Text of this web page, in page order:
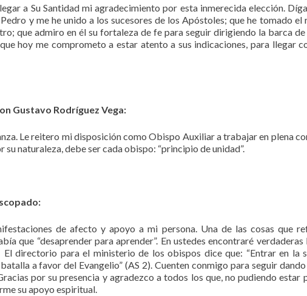
a Su Santidad mi agradecimiento por esta inmerecida elección.
y me he unido a los sucesores de los Apóstoles; que he tomado el
que admiro en él su fortaleza de fe para seguir dirigiendo la barca
hoy me comprometo a estar atento a sus indicaciones, para llegar
Gustavo Rodríguez Vega:
Le reitero mi disposición como Obispo Auxiliar a trabajar en plena
naturaleza, debe ser cada obispo: “principio de unidad”.
de afecto y apoyo a mi persona. Una de las cosas que
que “desaprender para aprender”. En ustedes encontraré
directorio para el ministerio de los obispos dice que: “Entrar en la
a favor del Evangelio” (AS 2). Cuenten conmigo para seguir
por su presencia y agradezco a todos los que, no pudiendo estar
su apoyo espiritual.